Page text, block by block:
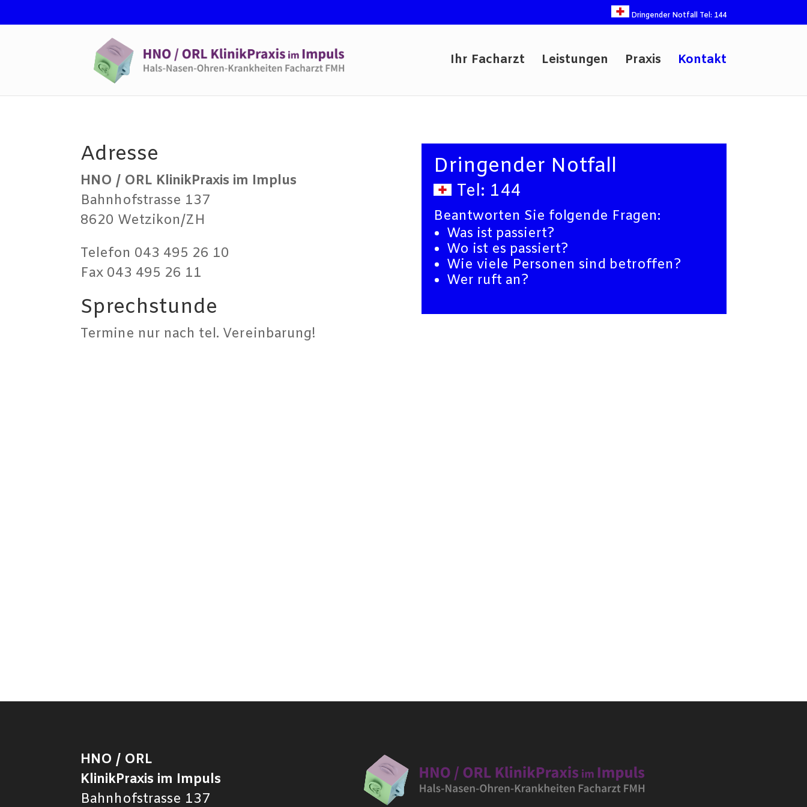
Dringender Notfall Tel: 144
Ihr Facharzt Leistungen Praxis Kontakt
Adresse
HNO / ORL KlinikPraxis im Implus
Bahnhofstrasse 137
8620 Wetzikon/ZH
Telefon 043 495 26 10
Fax 043 495 26 11
Sprechstunde
Termine nur nach tel. Vereinbarung!
Dringender Notfall
Tel: 144
Beantworten Sie folgende Fragen:
Was ist passiert?
Wo ist es passiert?
Wie viele Personen sind betroffen?
Wer ruft an?
HNO / ORL
KlinikPraxis im Impuls
Bahnhofstrasse 137